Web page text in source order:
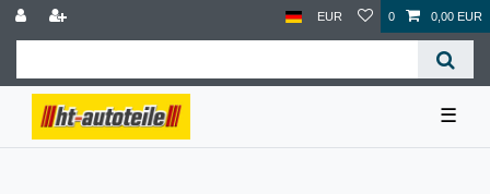
EUR 0 0,00 EUR
☰